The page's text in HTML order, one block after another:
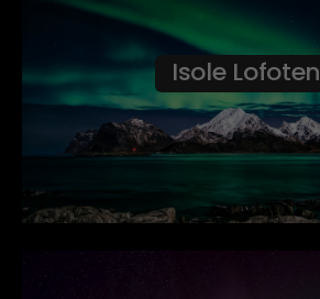
Isole Lofoten